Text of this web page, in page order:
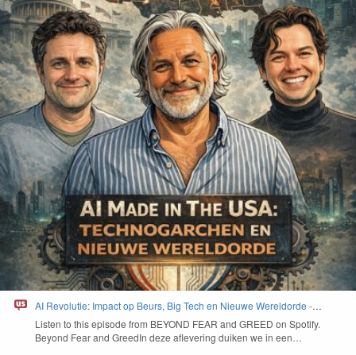
AI Revolutie: Impact op Beurs, Big Tech en Nieuwe Wereldorde -
BEYOND FEAR and GREED
Lis­ten to this episode from BEYOND FEAR and GREED on Spo­ti­fy.
Beyond Fear and Greed­In deze aflev­er­ing duiken we in een…